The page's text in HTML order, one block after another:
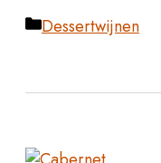
Categorieën
Dessertwijnen